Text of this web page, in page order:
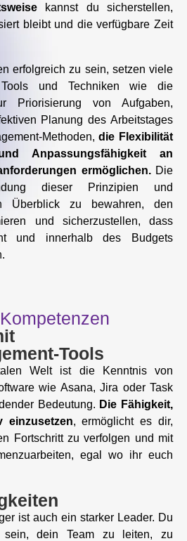
kannst du sicherstellen,
bleibt und die verfügbare Zeit
erfolgreich zu sein, setzen viele
Tools und Techniken wie die
Priorisierung von Aufgaben,
Planung des Arbeitstages
Methoden,die Flexibilität
Anpassungsfähigkeit an
ermöglichen.Die
dieser Prinzipien und
Überblick zu bewahren, den
und sicherzustellen, dass
und innerhalb des Budgets
Tools
Welt ist die Kenntnis von
wie Asana, Jira oder Task
Bedeutung. Die Fähigkeit,
einzusetzen, ermöglicht es dir,
Fortschritt zu verfolgen und mit
egal wo ihr euch
ist auch ein starker Leader. Du
dein Team zu leiten, zu